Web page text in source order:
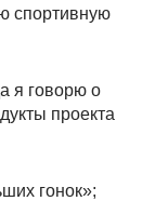
спортивную
я говорю о
проекта
гонок»;